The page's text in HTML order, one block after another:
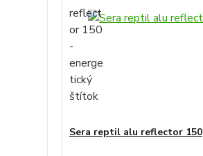
Sera reptil alu reflector 150